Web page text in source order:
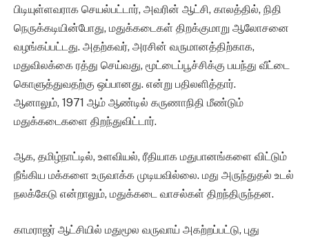
பிடியுள்ளவராக செயல்பட்டார், அவரின் ஆட்சி, காலத்தில், நிதி
நெருக்கடியின்போது, மதுக்கடைகள் திறக்குமாறு ஆலோசனை
வழங்கப்பட்டது. அதற்கவர், அரசின் வருமானத்திற்காக,
மதுவிலக்கை ரத்து செய்வது, மூட்டைப்பூச்சிக்கு பயந்து வீட்டை
கொளுத்துவதற்கு ஒப்பானது. என்று பதிலளித்தார்.
ஆனாலும், 1971 ஆம் ஆண்டில் கருணாநிதி மீண்டும்
மதுக்கடைகளை திறந்துவிட்டார்.
ஆக, தமிழ்நாட்டில், உளவியல், ரீதியாக மதுபானங்களை விட்டும்
நீங்கிய மக்களை உருவாக்க முடியவில்லை. மது அருந்துதல் உடல்
நலக்கேடு என்றாலும், மதுக்கடை வாசல்கள் திறந்திருந்தன.
காமராஜர் ஆட்சியில் மதுமூல வருவாய் அகற்றப்பட்டு, புது